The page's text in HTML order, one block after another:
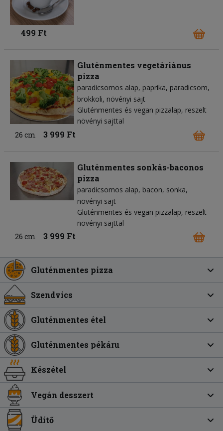
499 Ft
Gluténmentes vegetáriánus
pizza
paradicsomos alap paprika paradicsom
brokkoli növényi sajt
Gluténmentes és vegan pizzalap, reszelt
növényi sajttal
26 cm
3 999 Ft
Gluténmentes sonkás-baconos
pizza
paradicsomos alap bacon sonka
növényi sajt
Gluténmentes és vegan pizzalap, reszelt
növényi sajttal
26 cm
3 999 Ft
Gluténmentes pizza
Szendvics
Gluténmentes étel
Gluténmentes pékáru
Készétel
Vegán desszert
Üdítő